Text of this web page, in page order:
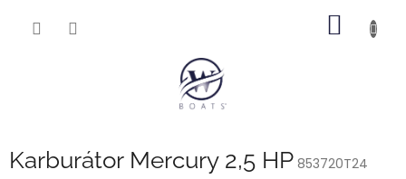
Karburátor Mercury 2,5 HP 853720T24